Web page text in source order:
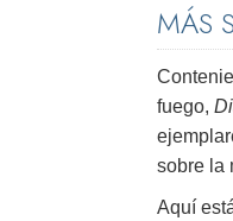
MÁS
fuego,
sobre la
Aquí